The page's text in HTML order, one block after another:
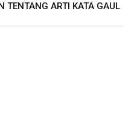
TENTANG ARTI KATA GAUL